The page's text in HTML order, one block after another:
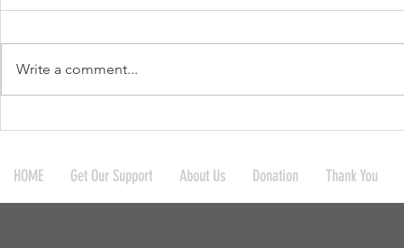
บริจาคผ้าห่มและมุ้งให้กับ
บ้านในละแวกใกล้เคียง ที่
อ.แม่สะเรียง จ.แม่ฮ่องสอ
บริจาคกระเ
สำนักสงฆ์
Write a comment...
HOME Get Our Support About Us Donation Thank You